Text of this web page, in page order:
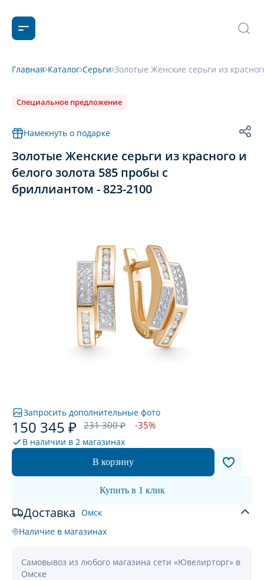
Главная Каталог Серьги Золотые Женские серьги из
Специальное предложение
Намекнуть о подарке
Золотые Женские серьги из красного и
белого золота 585 пробы с
бриллиантом - 823-2100
Запросить дополнительные фото
150 345 ₽ 231 300 ₽ -35%
В наличии в 2 магазинах
В корзину
Купить в 1 клик
Доставка Омск
Наличие в магазинах
Самовывоз из любого магазина сети «Ювелирторг» в
Омске